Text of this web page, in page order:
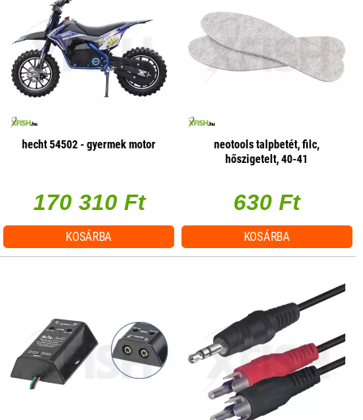
hecht 54502 - gyermek motor
170 310 Ft
KOSÁRBA
neotools talpbetét, filc,
hőszigetelt, 40-41
630 Ft
KOSÁRBA